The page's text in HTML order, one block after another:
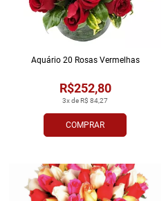
COMPRAR
3x de R$ 84,27
R$252,80
Aquário 20 Rosas Vermelhas